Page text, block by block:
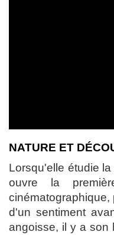
NATURE ET
Lorsqu'elle étudie
ouvre la
cinématographique,
d'un sentiment
angoisse, il y a son